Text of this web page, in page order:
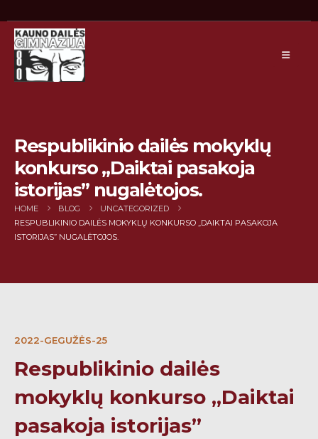
Respublikinio dailės mokyklų
konkurso „Daiktai pasakoja
istorijas” nugalėtojos.
HOME BLOG
UNCATEGORIZED
RESPUBLIKINIO DAILĖS MOKYKLŲ KONKURSO „DAIKTAI PASAKOJA
ISTORIJAS” NUGALĖTOJOS.
2022-GEGUŽĖS-25
Respublikinio dailės
mokyklų konkurso „Daiktai
pasakoja istorijas”